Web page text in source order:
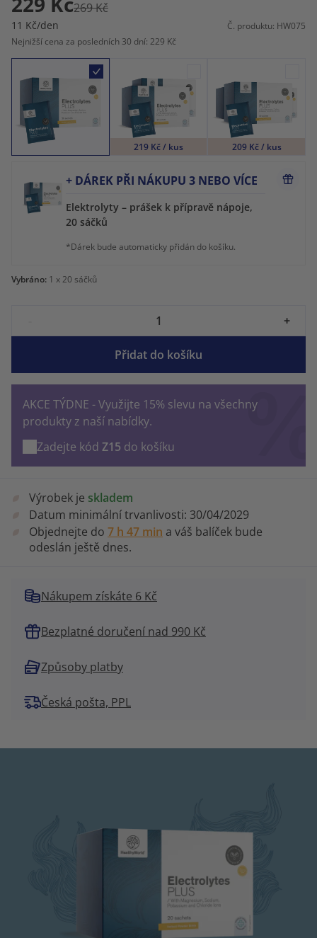
269 Kč
11 Kč/den
Č. produktu: HW075
Nejnižší cena za posledních 30 dní: 229 Kč
219 Kč / kus 209 Kč / kus
+ DÁREK PŘI NÁKUPU 3 NEBO VÍCE
Elektrolyty – prášek k přípravě nápoje,
20 sáčků
*Dárek bude automaticky přidán do košíku.
Vybráno: 1 x 20 sáčků
+
Přidat do košíku
AKCE TÝDNE - Využijte 15% slevu na všechny
produkty z naší nabídky.
Zadejte kód Z15 do košíku
Výrobek je skladem
Datum minimální trvanlivosti: 30/04/2029
Objednejte do 7 h 47 min a váš balíček bude
odeslán ještě dnes.
Nákupem získáte 6 Kč
Bezplatné doručení nad 990 Kč
Způsoby platby
Česká pošta, PPL